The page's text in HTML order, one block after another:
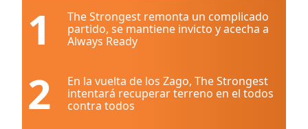
1
The Strongest remonta un complicado
partido, se mantiene invicto y acecha a
Always Ready
2
En la vuelta de los Zago, The Strongest
intentará recuperar terreno en el todos
contra todos